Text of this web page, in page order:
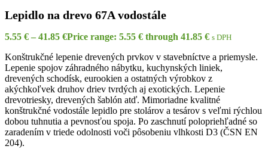
Lepidlo na drevo 67A vodostále
5.55 € – 41.85 €Price range: 5.55 € through 41.85 € s DPH
Konštrukčné lepenie drevených prvkov v stavebníctve a priemysle.
Lepenie spojov záhradného nábytku, kuchynských liniek,
drevených schodísk, eurookien a ostatných výrobkov z
akýchkoľvek druhov driev tvrdých aj exotických. Lepenie
drevotriesky, drevených šablón atď. Mimoriadne kvalitné
konštrukčné vodostále lepidlo pre stolárov a tesárov s veľmi rýchlou
dobou tuhnutia a pevnosťou spoja. Po zaschnutí polopriehľadné so
zaradením v triede odolnosti voči pôsobeniu vlhkosti D3 (ČSN EN
204).